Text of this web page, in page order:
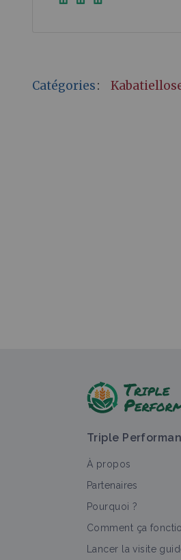
Catégories:
Triple
À propos
Partenaires
Pourquoi ?
Comment ça
Lancer la visite